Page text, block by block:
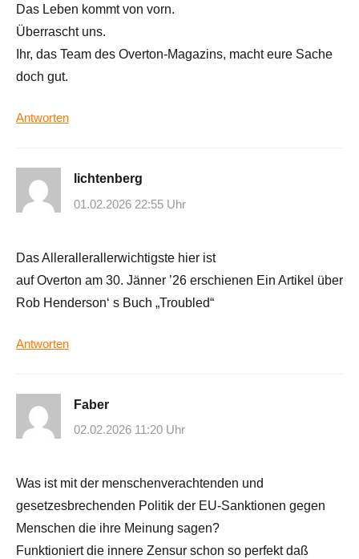
Das Leben kommt von vorn.
Überrascht uns.
Ihr, das Team des Overton-Magazins, macht eure Sache
doch gut.
Antworten
lichtenberg
01.02.2026 22:55 Uhr
Das Allerallerallerwichtigste hier ist
auf Overton am 30. Jänner ’26 erschienen Ein Artikel über
Rob Henderson‘ s Buch „Troubled“
Antworten
Faber
02.02.2026 11:20 Uhr
Was ist mit der menschenverachtenden und
gesetzesbrechenden Politik der EU-Sanktionen gegen
Menschen die ihre Meinung sagen?
Funktioniert die innere Zensur schon so perfekt daß